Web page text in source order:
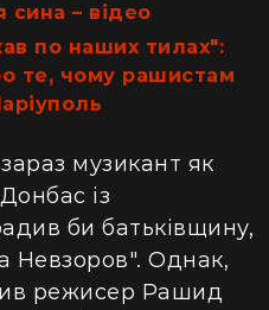
– відео
по наших тилах":
те, чому рашистам
музикант як
із
би батьківщину,
Невзоров". Однак,
режисер Рашид